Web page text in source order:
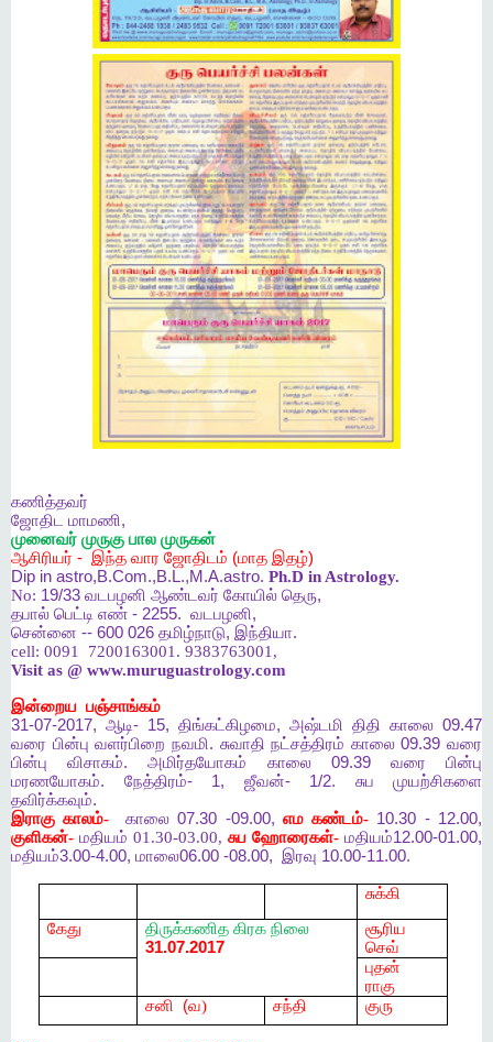
கணித்தவர்
ஜோதிட
மாமணி,
முனைவர் முருகு பால முருகன்
ஆசிரியர் - இந்த வார ஜோதிடம் (மாத இதழ்)
Dip in astro,B.Com.,B.L.,M.A.astro. Ph.D in Astrology.
No: 19/33 வடபழனி ஆண்டவர் கோயில் தெரு,
தபால் பெட்டி எண் - 2255. வடபழனி,
சென்னை -- 600 026 தமிழ்நாடு, இந்தியா.
cell: 0091 7200163001. 9383763001,
Visit as @ www.muruguastrology.com
இன்றைய பஞ்சாங்கம்
31-07-2017, ஆடி- 15, திங்கட்கிழமை, அஷ்டமி திதி காலை 09.47
வரை பின்பு வளர்பிறை நவமி. சுவாதி நட்சத்திரம் காலை09.39 வரை
பின்பு
விசாகம்.அமிர்தயோகம் காலை09.39 வரை
பின்பு
மரணயோகம். நேத்திரம்- 1, ஜீவன்- 1/2. சுப
முயற்சிகளை
தவிர்க்கவும்.
இராகு காலம்- காலை07.30 -09.00, எம கண்டம்- 10.30 - 12.00,
குளிகன்- மதியம் 01.30-03.00, சுப ஹோரைகள்- மதியம்12.00-01.00,
மதியம்3.00-4.00, மாலை06.00 -08.00, இரவு 10.00-11.00.
சுக்கி
கேது
திருக்கணித கிரக நிலை
31.07.2017
சூரிய
செவ்
புதன்
ராகு
சனி
(வ) சந்தி குரு